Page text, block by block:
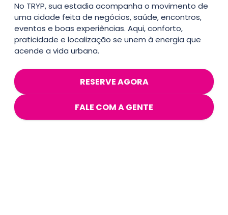
No TRYP, sua estadia acompanha o movimento de
uma cidade feita de negócios, saúde, encontros,
eventos e boas experiências. Aqui, conforto,
praticidade e localização se unem à energia que
acende a vida urbana.
RESERVE AGORA
FALE COM A GENTE